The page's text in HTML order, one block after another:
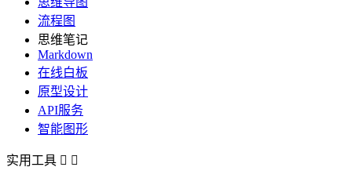
流程图
思维笔记
Markdown
在线白板
原型设计
API服务
智能图形
实用工具  